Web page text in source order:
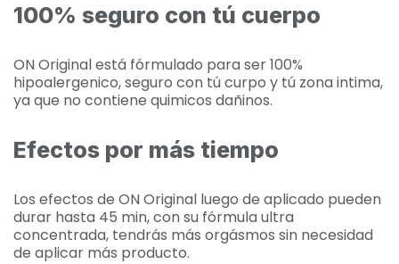
100% seguro con tú cuerpo
ON Original está fórmulado para ser 100%
hipoalergenico, seguro con tú curpo y tú zona intima,
ya que no contiene quimicos dañinos.
Efectos por más tiempo
Los efectos de ON Original luego de aplicado pueden
durar hasta 45 min, con su fórmula ultra
concentrada, tendrás más orgásmos sin necesidad
de aplicar más producto.